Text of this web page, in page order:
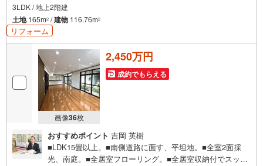
3LDK / 地上2階建
土地165m2 /建物 116.76m2
リフォーム
画像36枚
2,450万円
成約でもらえる
おすすめポイント 吉岡 英樹
■LDK15畳以上。■南側道路に面す、平坦地。■全室2面採
光、南庭。■全居室フローリング。■全居室収納付でスッキ